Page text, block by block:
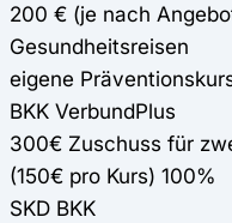
200 € (je nach
Gesundheitsreisen
eigene
BKK VerbundPlus
300€ Zuschuss für
(150€ pro Kurs) 100%
SKD BKK